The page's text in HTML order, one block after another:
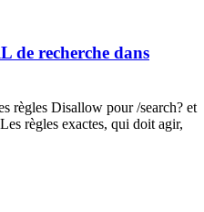
de recherche dans
règles Disallow pour /search? et
règles exactes, qui doit agir,